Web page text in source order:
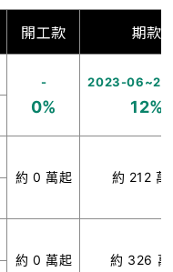
開工款 期款
-
0%
2023-
12%
約 0 萬起
約 212 萬
約 0 萬起
約 326 萬